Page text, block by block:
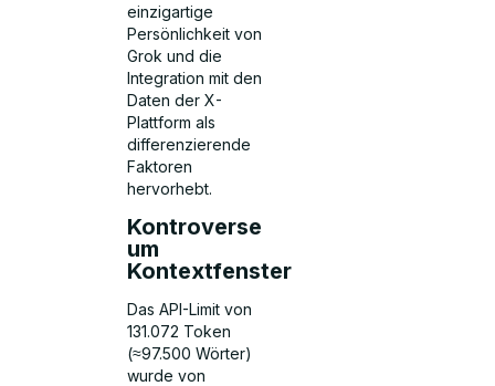
einzigartige
Persönlichkeit von
Grok und die
Integration mit den
Daten der X-
Plattform als
differenzierende
Faktoren
hervorhebt.
Kontroverse
um
Kontextfenster
Das API-Limit von
131.072 Token
(≈97.500 Wörter)
wurde von